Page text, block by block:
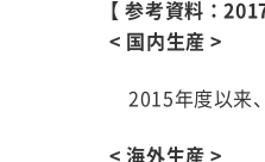
【 参考資料：
< 国内生産 >
2015年度以来
< 海外生産 >